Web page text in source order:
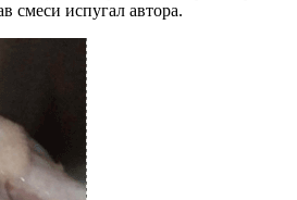
смеси испугал автора.